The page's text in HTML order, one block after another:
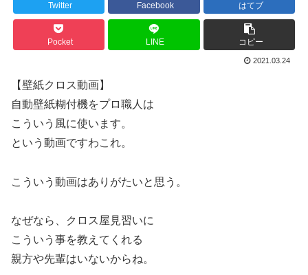
Twitter Facebook はてブ
Pocket LINE コピー
2021.03.24
【壁紙クロス動画】
自動壁紙糊付機をプロ職人は
こういう風に使います。
という動画ですわこれ。
こういう動画はありがたいと思う。
なぜなら、クロス屋見習いに
こういう事を教えてくれる
親方や先輩はいないからね。